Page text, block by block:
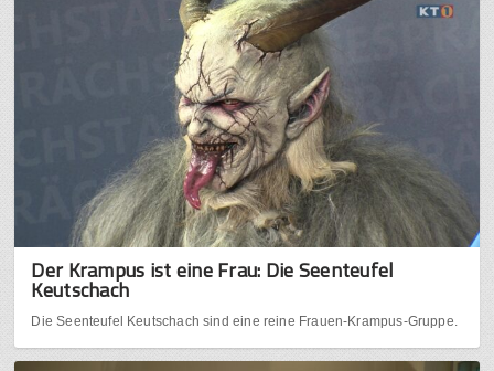
Der Krampus ist eine Frau: Die Seenteufel
Keutschach
Die Seenteufel Keutschach sind eine reine Frauen-Krampus-Gruppe.